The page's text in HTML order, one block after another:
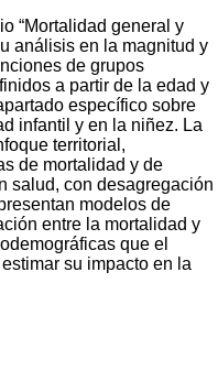
“Mortalidad general y
análisis en la magnitud y
de grupos
a partir de la edad y
específico sobre
infantil y en la niñez. La
territorial,
de mortalidad y de
salud, con desagregación
modelos de
entre la mortalidad y
que el
su impacto en la